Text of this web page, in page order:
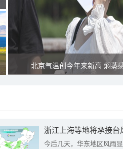
北京气温创今年来新高 焖蒸
浙江上海等地将承接台
今后几天，华东地区风雨